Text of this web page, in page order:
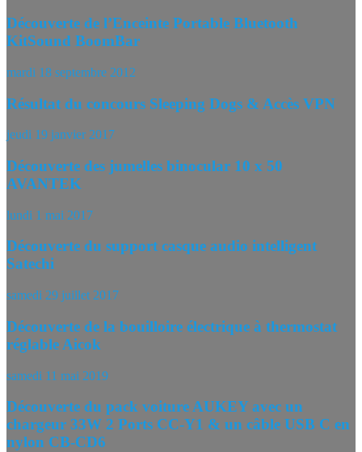
Découverte de l’Enceinte Portable Bluetooth
KitSound BoomBar
mardi 18 septembre 2012
Résultat du concours Sleeping Dogs & Accès VPN
jeudi 19 janvier 2017
Découverte des jumelles binocular 10 x 50
AVANTEK
lundi 1 mai 2017
Découverte du support casque audio intelligent
Satechi
samedi 29 juillet 2017
Découverte de la bouilloire électrique à thermostat
réglable Aicok
samedi 11 mai 2019
Découverte du pack voiture AUKEY avec un
chargeur 33W 2 Ports CC-Y1 & un câble USB C en
nylon CB-CD6